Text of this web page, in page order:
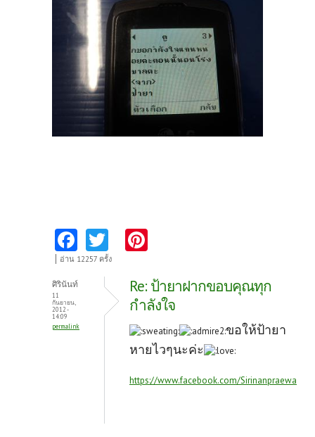
Fa
ce
o
w
itt
er
er
es
t
อ่าน 12257 ครั้ง
ศิรินันท์
11
กันยายน,
2012 -
14:09
permalink
Re: ป้ายาฝากขอบคุณทุก
กำลังใจ
ขอให้ป้ายา
หายไวๆนะค่ะ
https://www.facebook.com/Sirinanpraewa